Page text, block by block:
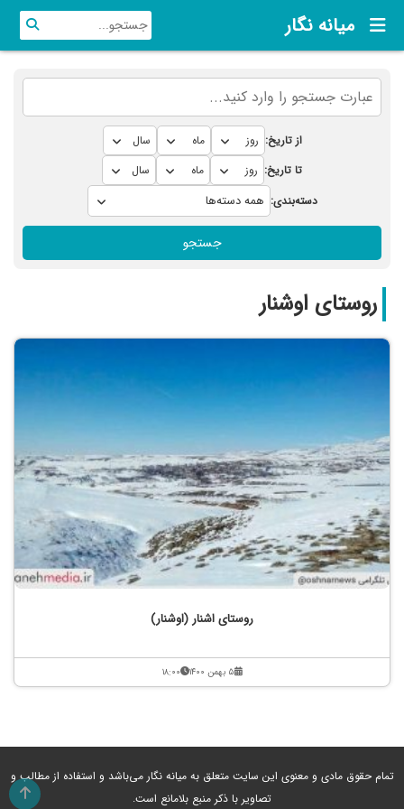
میانه نگار
از تاریخ:
تا تاریخ:
دسته‌بندی:
جستجو
روستای اوشنار
روستای اشنار (اوشنار)
۵ بهمن ۱۴۰۰ ۱۸:۰۰
تمام حقوق مادی و معنوی این سایت متعلق به میانه نگار می‌باشد و استفاده از مطالب و
تصاویر با ذکر منبع بلامانع است.